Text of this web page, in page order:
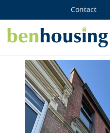
Contact